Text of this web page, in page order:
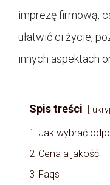
imprezę firmową,
ułatwić ci życie,
innych aspektach
Spis treści ukryj
1 Jak wybrać
2 Cena a jakość
3 Faqs